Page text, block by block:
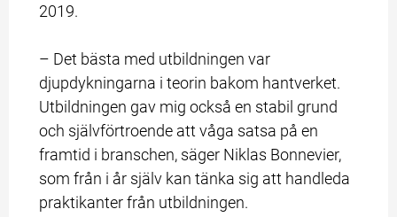
2019.
– Det bästa med utbildningen var
djupdykningarna i teorin bakom hantverket.
Utbildningen gav mig också en stabil grund
och självförtroende att våga satsa på en
framtid i branschen, säger Niklas Bonnevier,
som från i år själv kan tänka sig att handleda
praktikanter från utbildningen.